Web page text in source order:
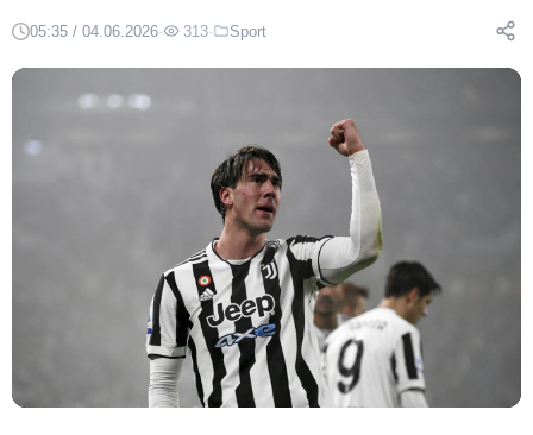
05:35 / 04.06.2026· 313· Sport